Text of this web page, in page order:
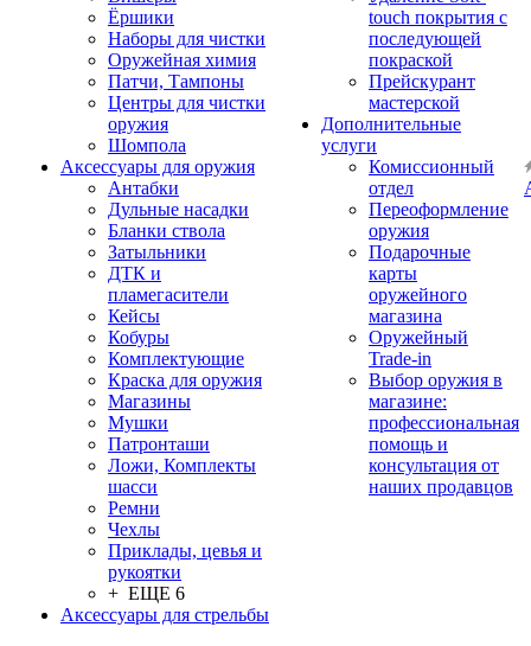
Ёршики
Наборы для чистки
Оружейная химия
Патчи, Тампоны
Центры для чистки
оружия
Шомпола
Аксессуары для оружия
Антабки
Дульные насадки
Бланки ствола
Затыльники
ДТК и
пламегасители
Кейсы
Кобуры
Комплектующие
Краска для оружия
Магазины
Мушки
Патронташи
Ложи, Комплекты
шасси
Ремни
Чехлы
Приклады, цевья и
рукоятки
+ ЕЩЕ 6
Аксессуары для стрельбы
touch покрытия с
последующей
покраской
Прейскурант
мастерской
Дополнительные
услуги
Комиссионный
отдел
Переоформление
оружия
Подарочные
карты
оружейного
магазина
Оружейный
Trade-in
Выбор оружия в
магазине:
профессиональная
помощь и
консультация от
наших продавцов